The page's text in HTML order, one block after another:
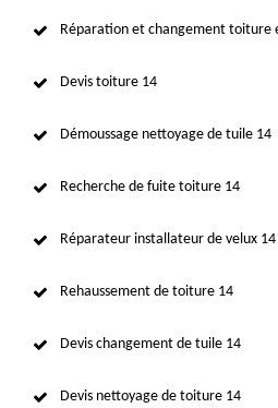
Réparation et changement toiture
Devis toiture 14
Démoussage nettoyage de tuile 14
Recherche de fuite toiture 14
Réparateur installateur de velux 14
Rehaussement de toiture 14
Devis changement de tuile 14
Devis nettoyage de toiture 14